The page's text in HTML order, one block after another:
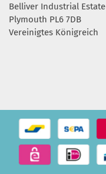
Belliver Industrial Estate
Plymouth PL6 7DB
Vereinigtes Königreich